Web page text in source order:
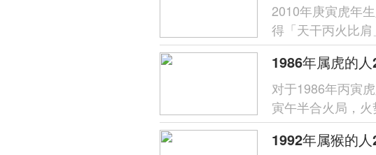
2010年庚寅虎年
得「天干丙火比
呈「木火通明」
对于1986年丙寅
寅午半合火局，
财星受克，需防